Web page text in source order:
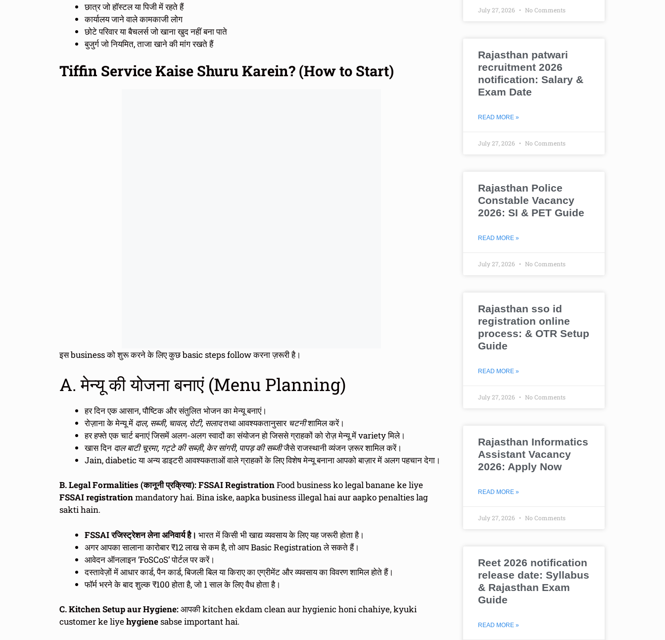
छात्र जो हॉस्टल या पिजी में रहते हैं
कार्यालय जाने वाले कामकाजी लोग
छोटे परिवार या बैचलर्स जो खाना खुद नहीं बना पाते
बुजुर्ग जो नियमित, ताजा खाने की मांग रखते हैं
Tiffin Service Kaise Shuru Karein? (How to Start)
इस business को शुरू करने के लिए कुछ basic steps follow करना ज़रूरी है।
A. मेन्यू की योजना बनाएं (Menu Planning)
हर दिन एक आसान, पौष्टिक और संतुलित भोजन का मेन्यू बनाएं।
रोज़ाना के मेन्यू में दाल, सब्जी, चावल, रोटी, सलादतथा आवश्यकतानुसार चटनीशामिल करें।
हर हफ्ते एक चार्ट बनाएं जिसमें अलग-अलग स्वादों का संयोजन हो जिससे ग्राहकों को रोज़ मेन्यू में variety मिले।
खास दिन दाल बाटी चूरमा, गट्टे की सब्ज़ी, केर सांगरी, पापड़ की सब्जीजैसे राजस्थानी व्यंजन ज़रूर शामिल करें।
Jain, diabetic या अन्य डाइटरी आवश्यकताओं वाले ग्राहकों के लिए विशेष मेन्यू बनाना आपको बाज़ार में अलग पहचान देगा।
B. Legal Formalities (कानूनी प्रक्रिया): FSSAI RegistrationFood business ko legal banane ke liye
FSSAI registrationmandatory hai. Bina iske, aapka business illegal hai aur aapko penalties lag
sakti hain.
FSSAI रजिस्ट्रेशन लेना अनिवार्य है। भारत में किसी भी खाद्य व्यवसाय के लिए यह जरूरी होता है।
अगर आपका सालाना कारोबार ₹12 लाख से कम है, तो आप Basic Registration ले सकते हैं।
आवेदन ऑनलाइन ‘FoSCoS’ पोर्टल पर करें।
दस्तावेज़ों में आधार कार्ड, पैन कार्ड, बिजली बिल या किराए का एग्रीमेंट और व्यवसाय का विवरण शामिल होते हैं।
फॉर्म भरने के बाद शुल्क ₹100 होता है, जो 1 साल के लिए वैध होता है।
C. Kitchen Setup aur Hygiene:आपकी kitchen ekdam clean aur hygienic honi chahiye, kyuki
customer ke liyehygienesabse important hai.
July 27, 2026 No Comments
Rajasthan patwari
recruitment 2026
notification: Salary &
Exam Date
READ MORE »
July 27, 2026 No Comments
Rajasthan Police
Constable Vacancy
2026: SI & PET Guide
READ MORE »
July 27, 2026 No Comments
Rajasthan sso id
registration online
process: & OTR Setup
Guide
READ MORE »
July 27, 2026 No Comments
Rajasthan Informatics
Assistant Vacancy
2026: Apply Now
READ MORE »
July 27, 2026 No Comments
Reet 2026 notification
release date: Syllabus
& Rajasthan Exam
Guide
READ MORE »